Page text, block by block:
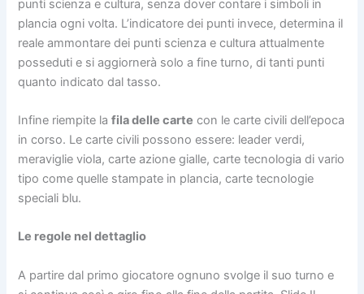
punti scienza e cultura, senza dover contare i simboli in
plancia ogni volta. L’indicatore dei punti invece, determina il
reale ammontare dei punti scienza e cultura attualmente
posseduti e si aggiornerà solo a fine turno, di tanti punti
quanto indicato dal tasso.
Infine riempite lafila delle carte con le carte civili dell’epoca
in corso. Le carte civili possono essere: leader verdi,
meraviglie viola, carte azione gialle, carte tecnologia di vario
tipo come quelle stampate in plancia, carte tecnologie
speciali blu.
Le regole nel dettaglio
A partire dal primo giocatore ognuno svolge il suo turno e